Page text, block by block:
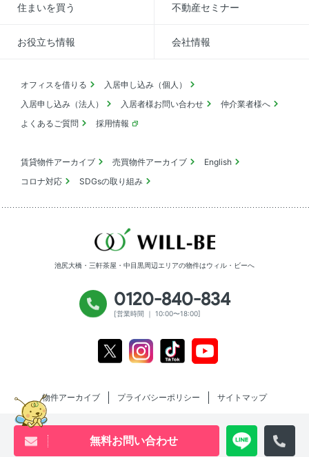
無料お問い合わせ
住まいを買う 不動産セミナー
お役立ち情報 会社情報
オフィスを借りる
入居申し込み（個人）
入居申し込み（法人）
入居者様お問い合わせ
仲介業者様へ
よくあるご質問
採用情報
賃貸物件アーカイブ 売買物件アーカイブ
English
コロナ対応
SDGsの取り組み
池尻大橋・三軒茶屋・中目黒周辺エリアの物件はウィル・ビーへ
0120-840-834
[営業時間 ｜ 10:00〜18:00]
Instagram Tiktok
物件アーカイブ プライバシーポリシー サイトマップ
Copyright will be co.,ltd All rights reserved.